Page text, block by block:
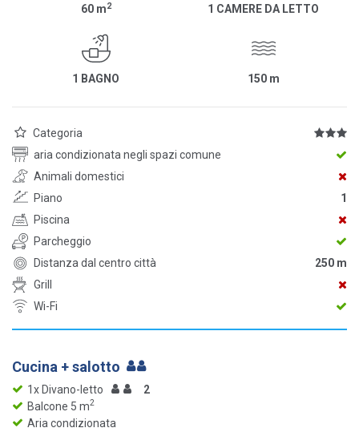
60 m2 1 CAMERE DA LETTO
1 BAGNO 150 m
Categoria
aria condizionata negli spazi comune
Animali domestici
Piano
1
Piscina
Parcheggio
Distanza dal centro città
250 m
Grill
Wi-Fi
Cucina + salotto
1x Divano-letto
2
Balcone 5 m2
Aria condizionata